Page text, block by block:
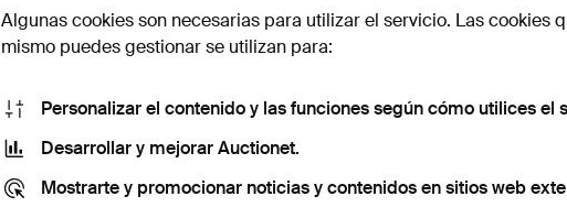
Algunas cookies son necesarias para utilizar el servicio. Las cookies
mismo puedes gestionar se utilizan para:
Personalizar el contenido y las funciones según cómo utilices el
Desarrollar y mejorar Auctionet.
Mostrarte y promocionar noticias y contenidos en sitios web